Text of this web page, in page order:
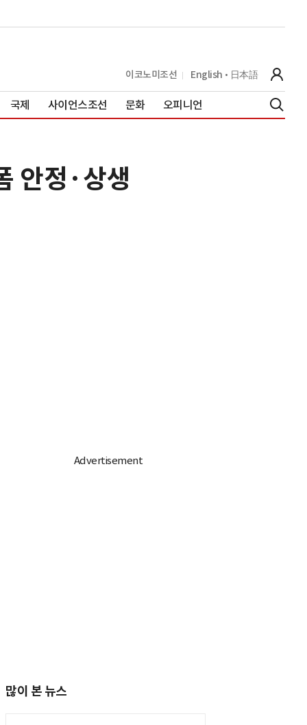
이코노미조선 English 日本語
국제 사이언스조선 문화 오피니언
안정·상생
많이 본 뉴스